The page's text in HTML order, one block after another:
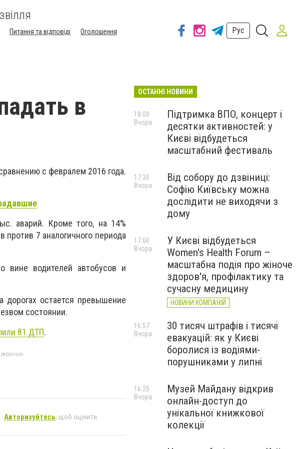
Питання та відповіді
Оголошення
Рус
в
с февралем 2016 года.
аварий. Кроме того, на 14%
против 7 аналогичного периода
вине водителей автобусов и
дорогах остается превышение
состоянии.
81 ДТП.
Авторизуйтесь, щоб оцінити
ОСТАННІ НОВИНИ
Підтримка ВПО, концерт і
десятки активностей: у
Києві відбудеться
масштабний фестиваль
18:00
Вчора
Від собору до дзвіниці:
Софію Київську можна
дослідити не виходячи з
дому
17:30
Вчора
У Києві відбудеться
Women's Health Forum –
масштабна подія про жіноче
здоров'я, профілактику та
сучасну медицину
НОВИНИ КОМПАНІЙ
17:00
Вчора
30 тисяч штрафів і тисячі
евакуацій: як у Києві
боролися із водіями-
порушниками у липні
16:57
Вчора
Музей Майдану відкрив
онлайн-доступ до
унікальної книжкової
колекції
16:25
Вчора